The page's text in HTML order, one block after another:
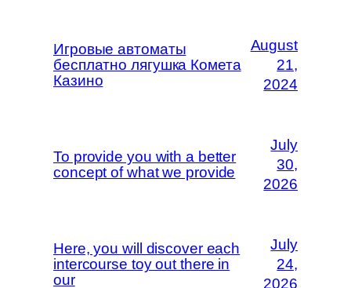
Игровые автоматы
бесплатно лягушка Комета
Казино
August
21,
2024
To provide you with a better
concept of what we provide
July
30,
2026
Here, you will discover each
intercourse toy out there in
our
July
24,
2026